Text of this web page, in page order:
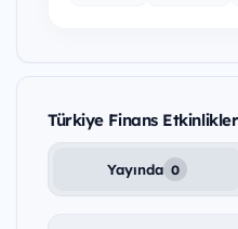
Türkiye Finans
Yayında 0